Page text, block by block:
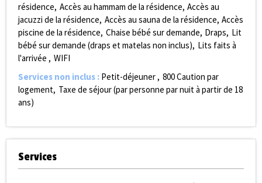
résidence Accès au hammam de la résidence Accès au
jacuzzi de la résidence Accès au sauna de la résidence Accès
piscine de la résidence Chaise bébé sur demande Draps Lit
bébé sur demande (draps et matelas non inclus) Lits faits à
l'arrivée
WIFI
Services non inclus : Petit-déjeuner 800Caution par
logement Taxe de séjour (par personne par nuit à partir de 18
ans)
Services